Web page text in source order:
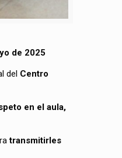
de 2025
del Centro
en el aula,
transmitirles